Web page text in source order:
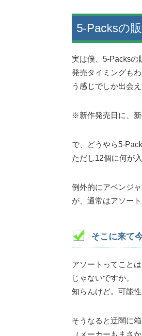
5-Packsの
実は僕、5-Packsの
発売タイミングも
う感じでしか出会
※新作発売日に、新
で、どうやら5-
ただし12個に何が
例外的にアベンジ
が、通常はアソー
そこに来て
アソートってこと
じゃないですか。
知らんけど。可能性
そうなると迂闊に